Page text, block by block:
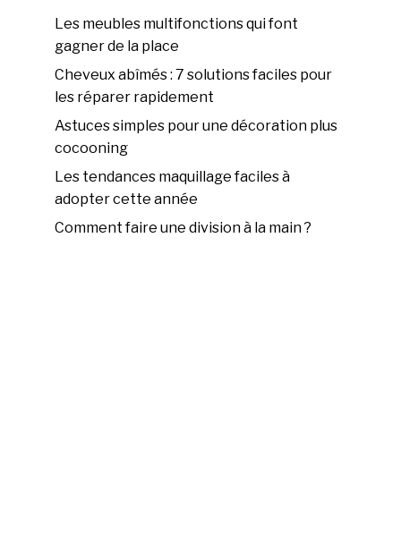
Les meubles multifonctions qui font
gagner de la place
Cheveux abîmés : 7 solutions faciles pour
les réparer rapidement
Astuces simples pour une décoration plus
cocooning
Les tendances maquillage faciles à
adopter cette année
Comment faire une division à la main ?